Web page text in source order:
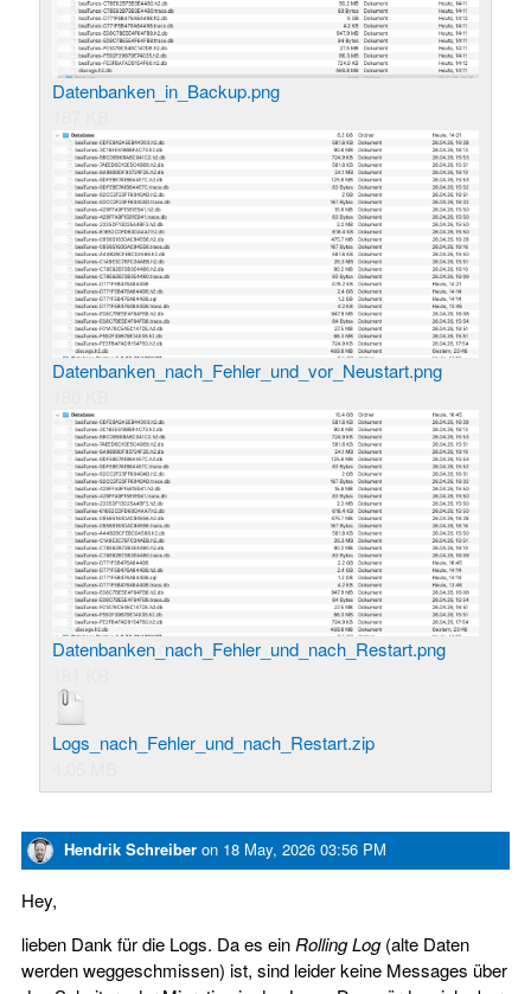
Datenbanken_in_Backup.png
Datenbanken_nach_Fehler_und_vor_Neustart.png
Datenbanken_nach_Fehler_und_nach_Restart.png
Logs_nach_Fehler_und_nach_Restart.zip
Hendrik Schreiber on 18 May, 2026 03:56 PM
Hey,
lieben Dank für die Logs. Da es einRolling Log(alte Daten
werden weggeschmissen) ist, sind leider keine Messages über